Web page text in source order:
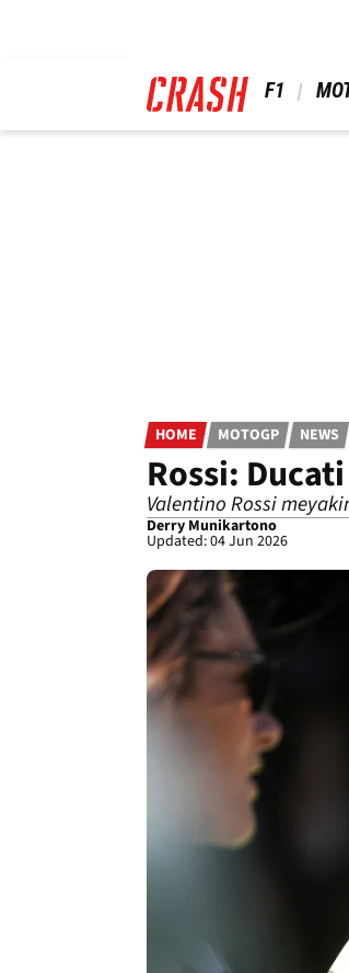
F1
HOME MOTOGP NEWS
Rossi:
Valentino Rossi
Derry Munikartono
Updated: 04 Jun 2026